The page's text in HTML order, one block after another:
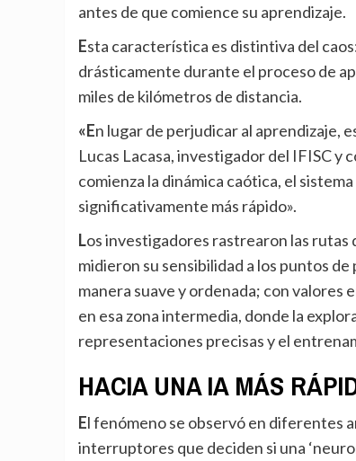
antes de que comience su aprendizaje.
Esta característica es distintiva del caos: dos redes neuronales casi idénticas pueden divergir
drásticamente durante el proceso de
miles de kilómetros de distancia.
«En lugar de perjudicar al aprendizaje, esta inestabilidad caótica puede en realidad acelerarlo», explica
Lucas Lacasa, investigador del IFISC
comienza la dinámica caótica, el
significativamente más rápido».
Los investigadores rastrearon las rutas que siguen los parámetros de la red durante el entrenamiento y
midieron su sensibilidad a los puntos
manera suave y ordenada; con valores
en esa zona intermedia, donde la
representaciones precisas y el
HACIA UNA IA MÁS
El fenómeno se observó en diferentes arquitecturas de redes neuronales, funciones de activación -
interruptores que deciden si una